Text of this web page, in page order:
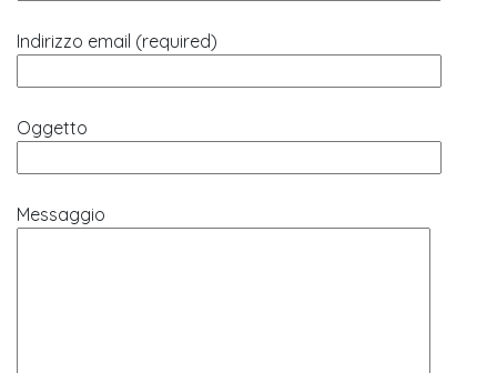
Indirizzo email (required)
Oggetto
Messaggio